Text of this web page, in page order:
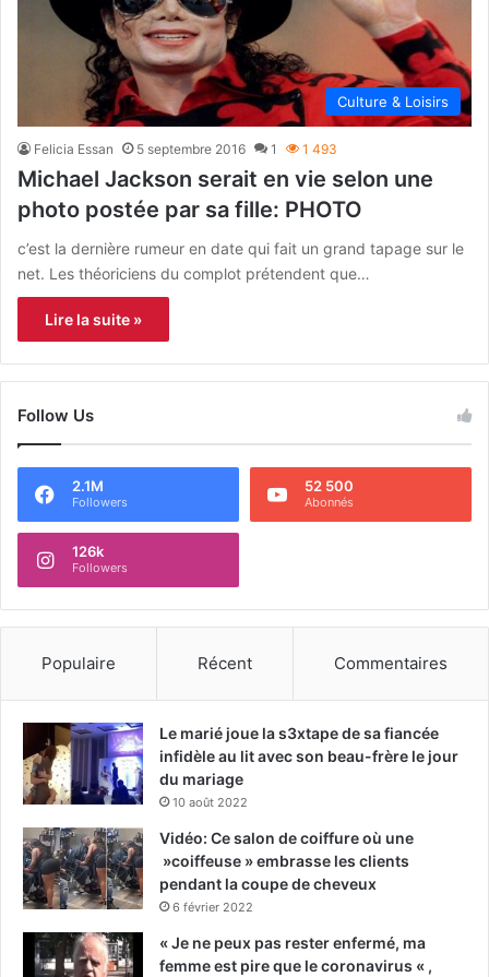
Culture & Loisirs
Felicia Essan 5 septembre 2016 1 1 493
Michael Jackson serait en vie selon une
photo postée par sa fille: PHOTO
c’est la dernière rumeur en date qui fait un grand tapage sur le
net. Les théoriciens du complot prétendent que…
Lire la suite »
Follow Us
2.1M
Followers
52 500
Abonnés
126k
Followers
Populaire Récent Commentaires
Le marié joue la s3xtape de sa fiancée
infidèle au lit avec son beau-frère le jour
du mariage
10 août 2022
Vidéo: Ce salon de coiffure où une
»coiffeuse » embrasse les clients
pendant la coupe de cheveux
6 février 2022
« Je ne peux pas rester enfermé, ma
femme est pire que le coronavirus « ,